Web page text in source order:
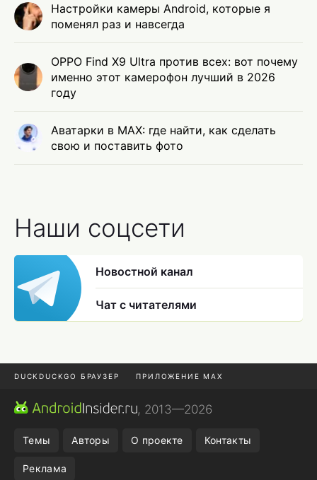
Настройки камеры Android, которые я
поменял раз и навсегда
OPPO Find X9 Ultra против всех: вот почему
именно этот камерофон лучший в 2026
году
Аватарки в MAX: где найти, как сделать
свою и поставить фото
Наши соцсети
Новостной канал
Чат с читателями
DUCKDUCKGO БРАУЗЕР ПРИЛОЖЕНИЕ MAX
ПРИЛОЖЕНИЯ ANDROID
, 2013—2026
Темы Авторы О проекте Контакты
Реклама